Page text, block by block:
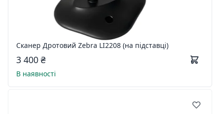
Сканер Дротовий Zebra LI2208 (на підставці)
3 400 ₴
В наявності